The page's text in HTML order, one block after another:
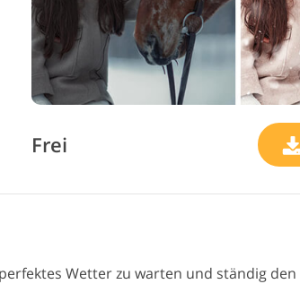
Frei
Wetter zu warten und ständig